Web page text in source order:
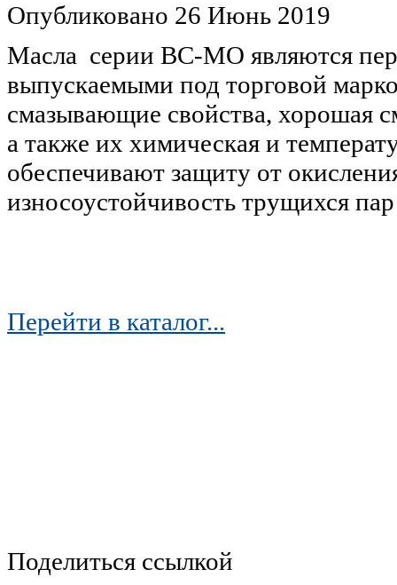
Опубликовано 26 Июнь 2019
Масла серии BC-MO являются
выпускаемыми под торговой
смазывающие свойства, хорошая
а также их химическая и
обеспечивают защиту от
износоустойчивость трущихся
Перейти в каталог...
Поделиться ссылкой